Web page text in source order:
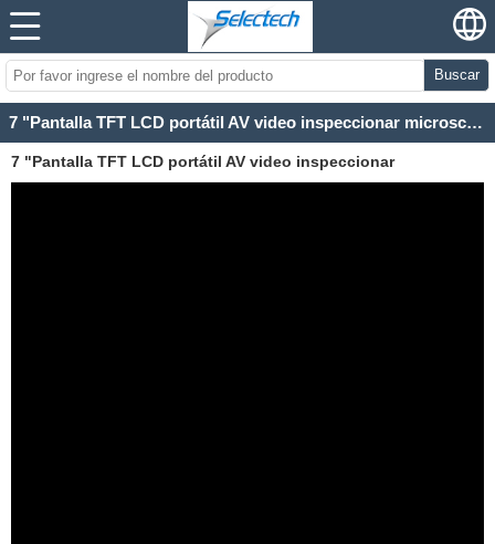
Buscar
7 "Pantalla TFT LCD portátil AV video inspeccionar microscopio ENT endoscopio cámara digital
7 "Pantalla TFT LCD portátil AV video inspeccionar